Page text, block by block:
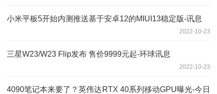
小米平板5开始内测推送基于安卓12的MIUI13稳定版-讯息
2022-10-23
三星W23/W23 Flip发布 售价9999元起-环球讯息
2022-10-23
4090笔记本来要了？英伟达RTX 40系列移动GPU曝光-今日